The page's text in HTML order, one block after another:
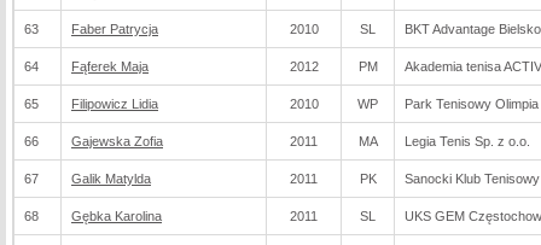
63 Faber Patrycja 2010 SL BKT Advantage
64 Fąferek Maja 2012 PM Akademia tenisa
65 Filipowicz Lidia 2010 WP Park Tenisowy
66 Gajewska Zofia 2011 MA Legia Tenis Sp. z o.o.
67 Galik Matylda 2011 PK Sanocki Klub Tenisowy
68 Gębka Karolina 2011 SL UKS GEM